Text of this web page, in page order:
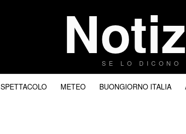
SE LO
SPETTACOLO METEO BUONGIORNO ITALIA